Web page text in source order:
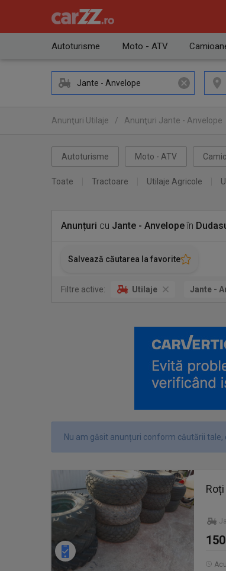
Autoturisme Moto - ATV
Jante - Anvelope
Anunţuri Utilaje / Anunţuri Jante - Anvelope
Autoturisme Moto - ATV
Toate Tractoare Utilaje Agricole
Anunțuri cu Jante - Anvelopeîn
Salvează căutarea la favorite
Filtre active: Utilaje Jante -
Nu am găsit anunțuri conform căutării